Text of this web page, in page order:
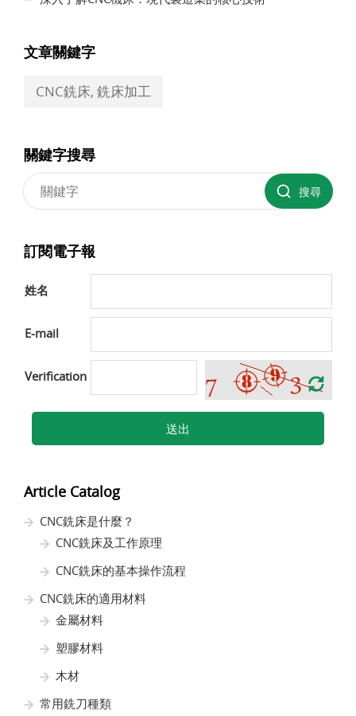
文章關鍵字
CNC銑床, 銑床加工
關鍵字搜尋
搜尋
訂閱電子報
姓名
E-mail
Verification
送出
Article Catalog
CNC銑床是什麼？
CNC銑床及工作原理
CNC銑床的基本操作流程
CNC銑床的適用材料
金屬材料
塑膠材料
木材
常用銑刀種類